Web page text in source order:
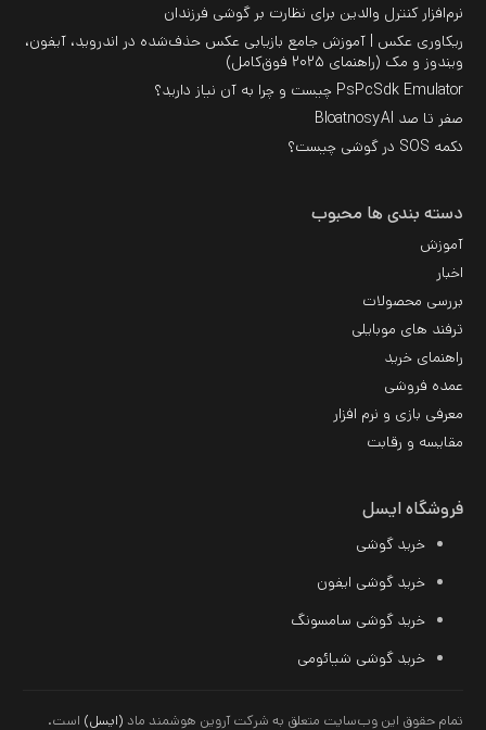
نرم‌افزار کنترل والدین برای نظارت بر گوشی فرزندان
ریکاوری عکس | آموزش جامع بازیابی عکس حذف‌شده در اندروید، آیفون،
ویندوز و مک (راهنمای ۲۰۲۵ فوق‌کامل)
PsPcSdk Emulator چیست و چرا به آن نیاز دارید؟
صفر تا صد BloatnosyAI
دکمه SOS در گوشی چیست؟
دسته بندی ها محبوب
آموزش
اخبار
بررسی محصولات
ترفند های موبایلی
راهنمای خرید
عمده فروشی
معرفی بازی و نرم افزار
مقایسه و رقابت
فروشگاه ایسل
خرید گوشی
خرید گوشی ایفون
خرید گوشی سامسونگ
خریدگوشی شیائومی
تمام حقوق این وب‌سایت متعلق به شرکت آروین هوشمند ماد (ایسل) است.